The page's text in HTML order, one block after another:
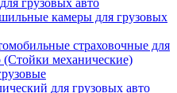
грузовых авто
камеры для грузовых
страховочные для
(Стойки механические)
для грузовых авто